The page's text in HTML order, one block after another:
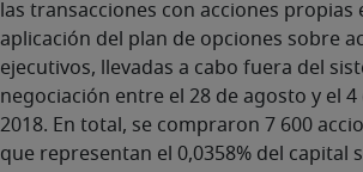
las transacciones con acciones propias
aplicación del plan de opciones sobre
ejecutivos, llevadas a cabo fuera del
negociación entre el 28 de agosto y el
2018. En total, se compraron 7 600
que representan el 0,0358% del capital